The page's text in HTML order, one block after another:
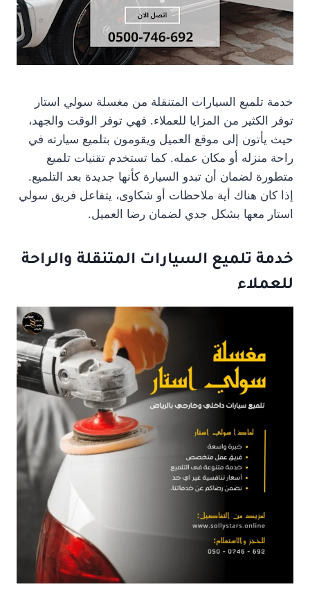
خدمة تلميع السيارات المتنقلة من مغسلة سولي استار
توفر الكثير من المزايا للعملاء. فهي توفر الوقت والجهد،
حيث يأتون إلى موقع العميل ويقومون بتلميع سيارته في
راحة منزله أو مكان عمله. كما تستخدم تقنيات تلميع
متطورة لضمان أن تبدو السيارة كأنها جديدة بعد التلميع.
إذا كان هناك أية ملاحظات أو شكاوى، يتفاعل فريق سولي
استار معها بشكل جدي لضمان رضا العميل.
خدمة تلميع السيارات المتنقلة والراحة
للعملاء